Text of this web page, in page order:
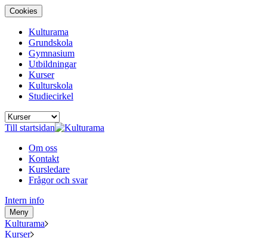
Cookies
Kulturama
Grundskola
Gymnasium
Utbildningar
Kurser
Kulturskola
Studiecirkel
Till startsidan
Om oss
Kontakt
Kursledare
Frågor och svar
Intern info
Meny
Kulturama
Kurser